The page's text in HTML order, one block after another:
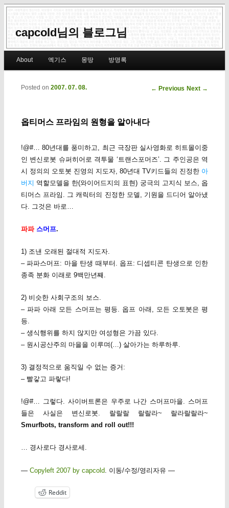
capcold님의 블로그님
Skip to primary content
Skip to secondary content
About 엑기스 몽땅 방명록
Post navigation
← Previous Next →
옵티머스 프라임의 원형을 알아내다
Posted on 2007. 07. 08.
!@#… 80년대를 풍미하고, 최근 극장판 실사영화로 히트몰이중
인 변신로봇 슈퍼히어로 격투물 ‘트랜스포머즈’. 그 주인공은 역
시 정의의 오토봇 진영의 지도자, 80년대 TV키드들의 진정한 아
버지 역할모델을 한(와이어드지의 표현) 궁극의 고지식 보스, 옵
티머스 프라임. 그 캐릭터의 진정한 모델, 기원을 드디어 알아냈
다. 그것은 바로…
파파 스머프.
1) 조낸 오래된 절대적 지도자.
– 파파스머프: 마을 탄생 때부터. 옵프: 디셉티콘 탄생으로 인한
종족 분화 이래로 9백만년째.
2) 비슷한 사회구조의 보스.
– 파파 아래 모든 스머프는 평등. 옵프 아래, 모든 오토봇은 평
등.
– 생식행위를 하지 않지만 여성형은 가끔 있다.
– 원시공산주의 마을을 이루며(…) 살아가는 하루하루.
3) 결정적으로 움직일 수 없는 증거:
– 빨갛고 파랗다!
!@#… 그렇다. 사이버트론은 우주로 나간 스머프마을. 스머프
들은 사실은 변신로봇. 랄랄랄 랄랄라~ 랄라랄랄라~
Smurfbots, transform and roll out!!!
… 경사로다 경사로세.
— Copyleft 2007 by capcold. 이동/수정/영리자유 —
Reddit